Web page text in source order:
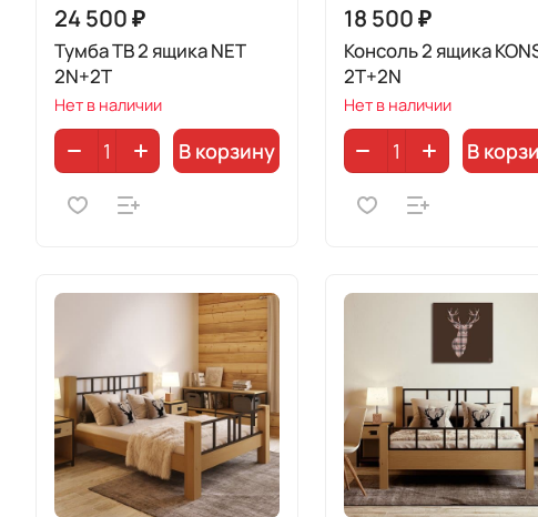
24 500 ₽
Тумба ТВ 2 ящика NET
2N+2T
Нет в наличии
В корзину
18 500 ₽
Консоль 2 ящика
2T+2N
Нет в наличии
В